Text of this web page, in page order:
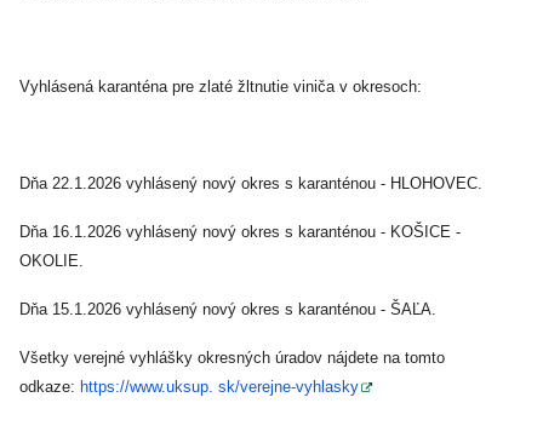
Vyhlásená karanténa pre zlaté žltnutie viniča v okresoch:
Dňa 22.1.2026 vyhlásený nový okres s karanténou - HLOHOVEC.
Dňa 16.1.2026 vyhlásený nový okres s karanténou - KOŠICE -
OKOLIE.
Dňa 15.1.2026 vyhlásený nový okres s karanténou - ŠAĽA.
Všetky verejné vyhlášky okresných úradov nájdete na tomto
odkaze: https://www.uksup. sk/verejne-vyhlasky